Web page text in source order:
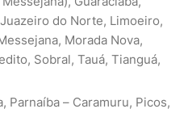
do Norte, Limoeiro,
Morada Nova,
Sobral, Tauá, Tianguá,
Parnaíba – Caramuru, Picos,